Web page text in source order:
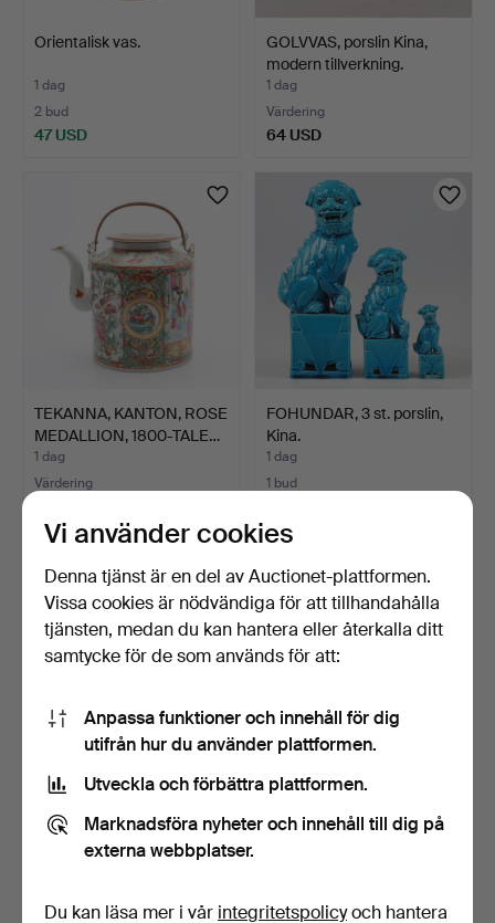
Orientalisk vas.
1 dag
2 bud
47 USD
GOLVVAS, porslin Kina,
modern tillverkning.
1 dag
Värdering
64 USD
TEKANNA, KANTON, ROSE
MEDALLION, 1800-TALE…
1 dag
Värdering
FOHUNDAR, 3 st. porslin,
Kina.
1 dag
1 bud
GOLVVAS, porslin Kina,
1 dag
Värdering
ISHINK, keramik/ rotting,
1 dag
Vi använder cookies
Denna tjänst är en del av Auctionet-plattformen.
Vissa cookies är nödvändiga för att tillhandahålla
tjänsten, medan du kan hantera eller återkalla ditt
samtycke för de som används för att:
Anpassa funktioner och innehåll för dig
utifrån hur du använder plattformen.
Utveckla och förbättra plattformen.
Marknadsföra nyheter och innehåll till dig på
externa webbplatser.
Du kan läsa mer i vår integritetspolicyoch hantera